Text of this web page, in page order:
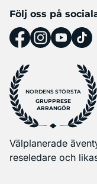
Följ oss på
NORDENS STÖRSTA
GRUPPRESE
ARRANGÖR
Välplanerade
reseledare och